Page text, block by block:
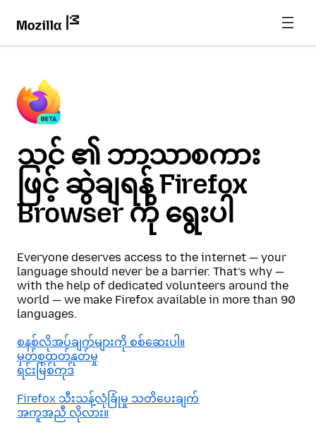
သင် ၏ ဘာသာစကား
ဖြင့် ဆွဲချရန် Firefox
Browser ကို ရွေးပါ
Everyone deserves access to the internet — your
language should never be a barrier. That’s why —
with the help of dedicated volunteers around the
world — we make Firefox available in more than 90
languages.
စနစ်လိုအပ်ချက်များကို စစ်ဆေးပါ။
မှတ်စုထုတ်နုတ်မှု
ရင်းမြစ်ကုဒ်
Firefox သီးသန့်လုံခြုံမှု သတိပေးချက်
အကူအညီ လိုလား။